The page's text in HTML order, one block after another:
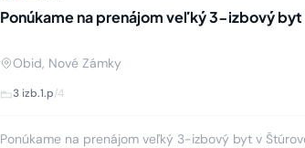
Ponúkame na prenájom veľký 3-izbový byt
Obid, Nové Zámky
3 izb.1.p/4
Ponúkame na prenájom veľký 3-izbový byt v